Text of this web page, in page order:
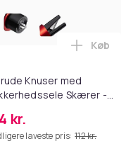
og
med belysning -
Træningsbænk
Knuser med
Skærer -
med Alle
Red
kr.
laveste pris: 112 kr.
Læg
Køb